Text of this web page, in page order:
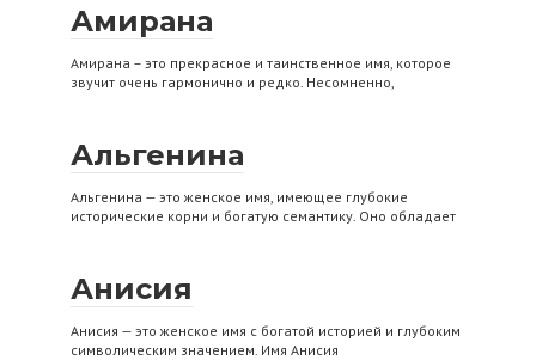
Амирана
Амирана – это прекрасное и таинственное имя, которое
звучит очень гармонично и редко. Несомненно,
Альгенина
Альгенина — это женское имя, имеющее глубокие
исторические корни и богатую семантику. Оно обладает
Анисия
Анисия — это женское имя с богатой историей и глубоким
символическим значением. Имя Анисия